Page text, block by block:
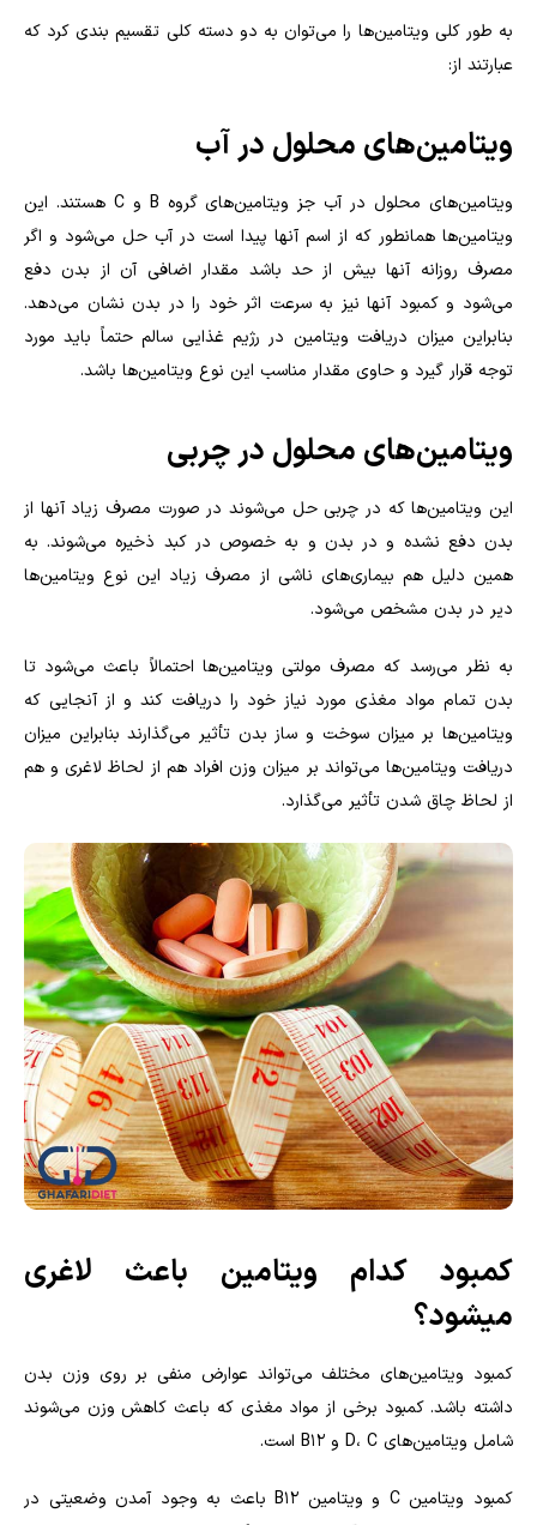
به طور کلی ویتامین‌ها را می‌توان به دو دسته کلی تقسیم بندی کرد که
عبارتند از:
ویتامین‌های محلول در آب
ویتامین‌های محلول در آب جز ویتامین‌های گروه B و C هستند. این
ویتامین‌ها همانطور که از اسم آنها پیدا است در آب حل می‌شود و اگر
مصرف روزانه آنها بیش از حد باشد مقدار اضافی آن از بدن دفع
می‌شود و کمبود آنها نیز به سرعت اثر خود را در بدن نشان می‌دهد.
بنابراین میزان دریافت ویتامین در رژیم غذایی سالم حتماً باید مورد
توجه قرار گیرد و حاوی مقدار مناسب این نوع ویتامین‌ها باشد.
ویتامین‌های محلول در چربی
این ویتامین‌ها که در چربی حل می‌شوند در صورت مصرف زیاد آنها از
بدن دفع نشده و در بدن و به خصوص در کبد ذخیره می‌شوند. به
همین دلیل هم بیماری‌های ناشی از مصرف زیاد این نوع ویتامین‌ها
دیر در بدن مشخص می‌شود.
به نظر می‌رسد که مصرف مولتی ویتامین‌ها احتمالاً باعث می‌شود تا
بدن تمام مواد مغذی مورد نیاز خود را دریافت کند و از آنجایی که
ویتامین‌ها بر میزان سوخت و ساز بدن تأثیر می‌گذارند بنابراین میزان
دریافت ویتامین‌ها می‌تواند بر میزان وزن افراد هم از لحاظ لاغری و هم
از لحاظ چاق شدن تأثیر می‌گذارد.
کمبود کدام ویتامین باعث لاغری
میشود؟
کمبود ویتامین‌های مختلف می‌تواند عوارض منفی بر روی وزن بدن
داشته باشد. کمبود برخی از مواد مغذی که باعث کاهش وزن می‌شوند
شامل ویتامین‌های D، C و B12 است.
کمبود ویتامین C و ویتامین B12 باعث به وجود آمدن وضعیتی در